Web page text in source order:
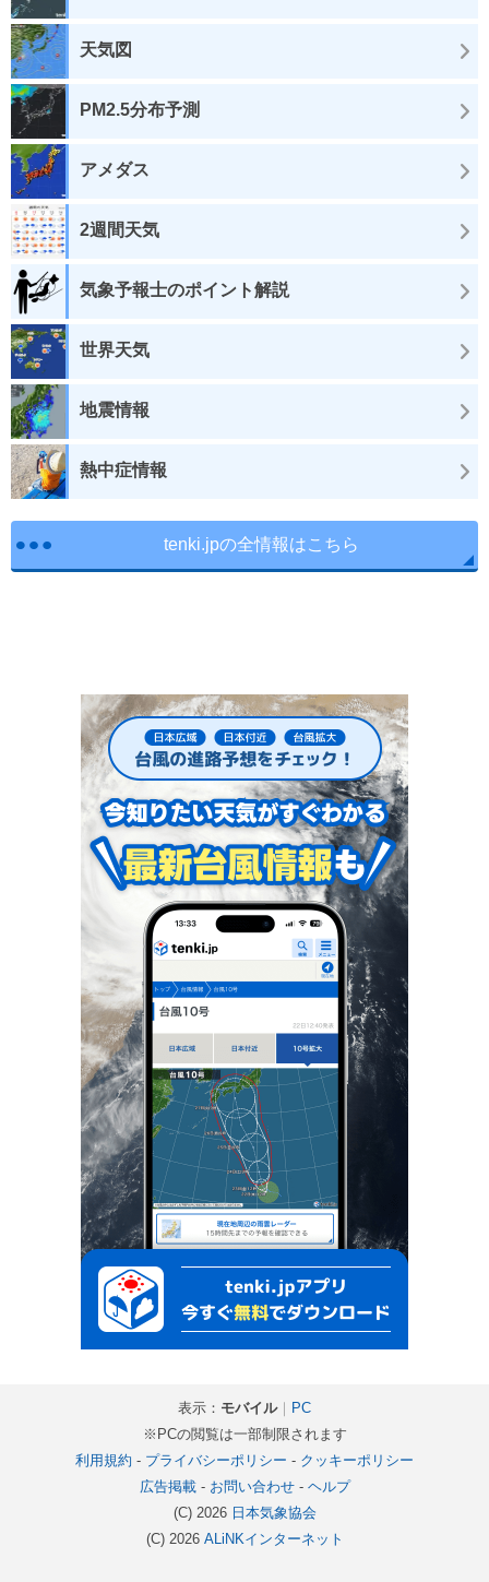
天気図
PM2.5分布予測
アメダス
2週間天気
気象予報士のポイント解説
世界天気
地震情報
熱中症情報
tenki.jpの全情報はこちら
表示： モバイル｜ PC
※PCの閲覧は一部制限されます
利用規約 - プライバシーポリシー - クッキーポリシー
広告掲載- お問い合わせ- ヘルプ
(C) 2026 日本気象協会
(C) 2026 ALiNKインターネット